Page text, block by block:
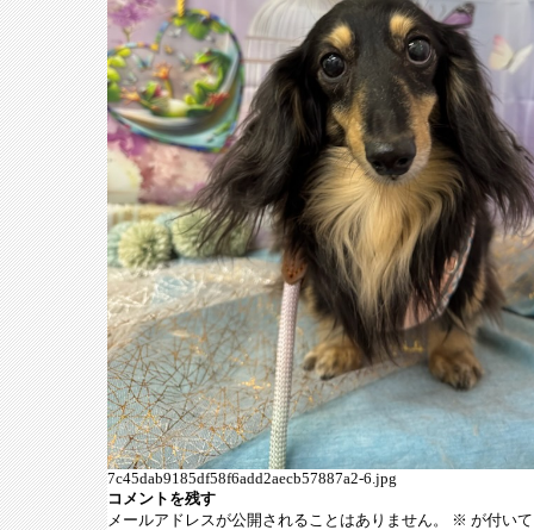
7c45dab9185df58f6add2aecb57887a2-6.jpg
コメントを残す
メールアドレスが公開されることはありません。
※ が付い